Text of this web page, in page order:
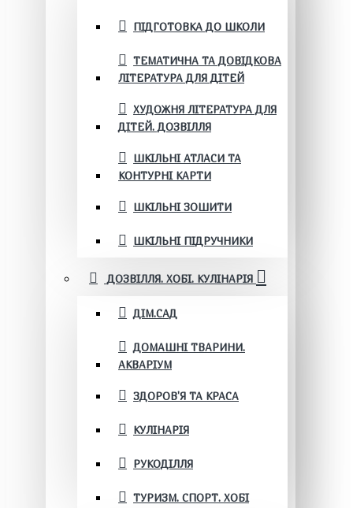
ПІДГОТОВКА ДО ШКОЛИ
ТЕМАТИЧНА ТА ДОВІДКОВА
ЛІТЕРАТУРА ДЛЯ ДІТЕЙ
ХУДОЖНЯ ЛІТЕРАТУРА ДЛЯ
ДІТЕЙ. ДОЗВІЛЛЯ
ШКІЛЬНІ АТЛАСИ ТА
КОНТУРНІ КАРТИ
ШКІЛЬНІ ЗОШИТИ
ШКІЛЬНІ ПІДРУЧНИКИ
ДОЗВІЛЛЯ. ХОБІ. КУЛІНАРІЯ
ДІМ.САД
ДОМАШНІ ТВАРИНИ.
АКВАРІУМ
ЗДОРОВ'Я ТА КРАСА
КУЛІНАРІЯ
РУКОДІЛЛЯ
ТУРИЗМ. СПОРТ. ХОБІ